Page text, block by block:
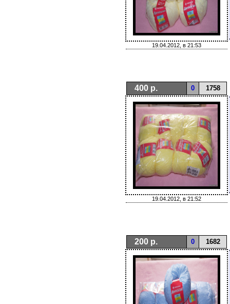
19.04.2012, в 21:53
400 р. 0 1758
19.04.2012, в 21:52
200 р. 0 1682